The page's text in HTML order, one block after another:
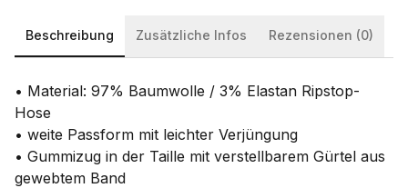
Beschreibung Zusätzliche Infos Rezensionen (0)
• Material: 97% Baumwolle / 3% Elastan Ripstop-
Hose
• weite Passform mit leichter Verjüngung
• Gummizug in der Taille mit verstellbarem Gürtel aus
gewebtem Band